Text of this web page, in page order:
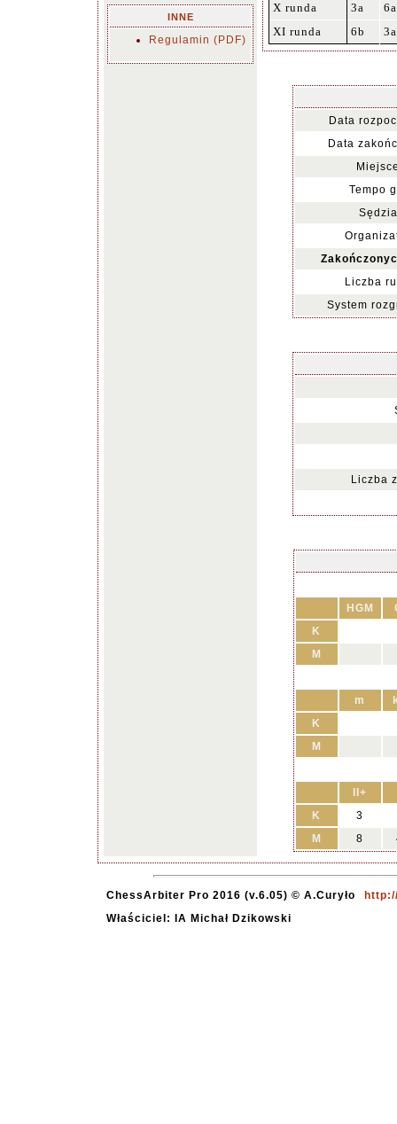
INNE
Regulamin (PDF)
X runda
3a
6a
XI runda
6b 3a
Data
Data
Tempo
Liczba
System
Liczba
HGM
K
M
m
K
M
II+
K
3
M
8
ChessArbiter Pro 2016 (v.6.05) © A.Curyło
Właściciel: IA Michał Dzikowski